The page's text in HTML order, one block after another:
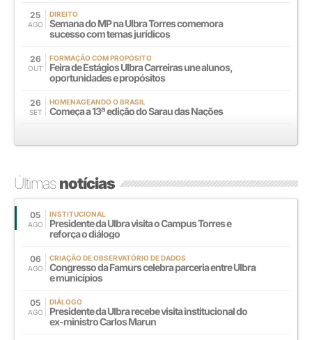
25
AGO
DIREITO
Semana do MP na Ulbra Torres comemora
sucesso com temas jurídicos
26
OUT
FORMAÇÃO COM PROPÓSITO
Feira de Estágios Ulbra Carreiras une alunos,
oportunidades e propósitos
26
SET
HOMENAGEANDO O BRASIL
Começa a 13ª edição do Sarau das Nações
Últimasnotícias
05
AGO
INSTITUCIONAL
Presidente da Ulbra visita o Campus Torres e
reforça o diálogo
06
AGO
CRIAÇÃO DE OBSERVATÓRIO DE DADOS
Congresso da Famurs celebra parceria entre Ulbra
e municípios
05
AGO
DIÁLOGO
Presidente da Ulbra recebe visita institucional do
ex-ministro Carlos Marun